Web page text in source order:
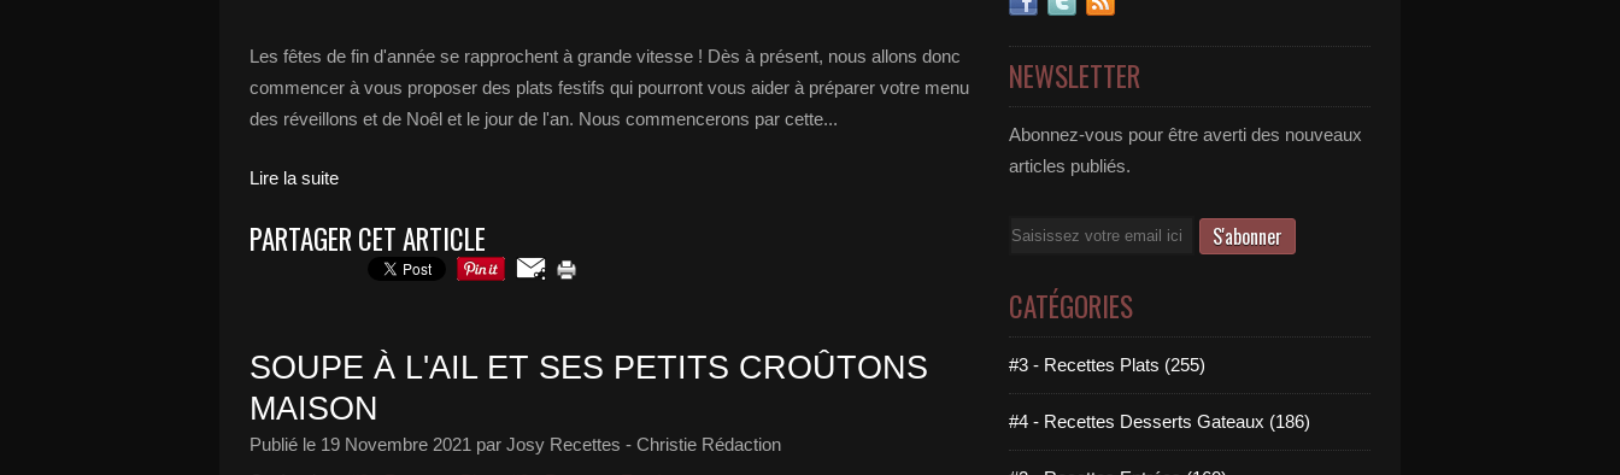
Les fêtes de fin d'année se rapprochent à grande vitesse ! Dès à présent, nous allons donc
commencer à vous proposer des plats festifs qui pourront vous aider à préparer votre menu
des réveillons et de Noêl et le jour de l'an. Nous commencerons par cette...
Lire la suite
PARTAGER CET ARTICLE
SOUPE À L'AIL ET SES PETITS CROÛTONS
MAISON
Publié le 19 Novembre 2021 par Josy Recettes - Christie Rédaction
NEWSLETTER
Abonnez-vous pour être averti des nouveaux
articles publiés.
Email
CATÉGORIES
#3 - Recettes Plats (255)
#4 - Recettes Desserts Gateaux (186)